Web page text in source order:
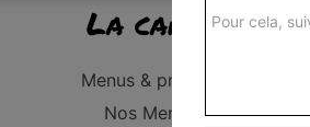
La carte
Menus & promos
Nos Menus
Pour cela,